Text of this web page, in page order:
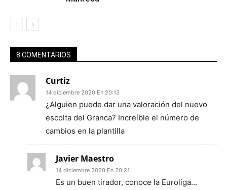
8 COMENTARIOS
Curtiz
14 diciembre 2020 En 20:13
¿Alguien puede dar una valoración del nuevo
escolta del Granca? Increíble el número de
cambios en la plantilla
Javier Maestro
14 diciembre 2020 En 20:21
Es un buen tirador, conoce la Euroliga…